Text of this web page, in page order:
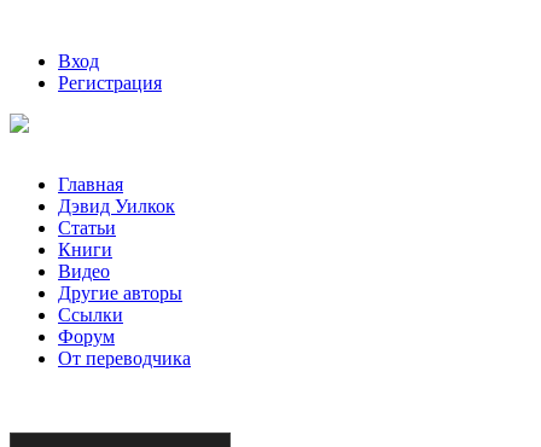
Вход
Регистрация
Главная
Дэвид Уилкок
Статьи
Книги
Видео
Другие авторы
Ссылки
Форум
От переводчика